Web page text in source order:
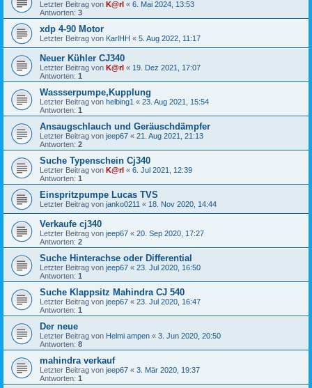
Letzter Beitrag von K@rl « 6. Mai 2024, 13:53
Antworten: 3
xdp 4-90 Motor
Letzter Beitrag von KarlHH « 5. Aug 2022, 11:17
Neuer Kühler CJ340
Letzter Beitrag von K@rl « 19. Dez 2021, 17:07
Antworten: 1
Wassserpumpe,Kupplung
Letzter Beitrag von helbing1 « 23. Aug 2021, 15:54
Antworten: 1
Ansaugschlauch und Geräuschdämpfer
Letzter Beitrag von jeep67 « 21. Aug 2021, 21:13
Antworten: 2
Suche Typenschein Cj340
Letzter Beitrag von K@rl « 6. Jul 2021, 12:39
Antworten: 1
Einspritzpumpe Lucas TVS
Letzter Beitrag von janko0211 « 18. Nov 2020, 14:44
Verkaufe cj340
Letzter Beitrag von jeep67 « 20. Sep 2020, 17:27
Antworten: 2
Suche Hinterachse oder Differential
Letzter Beitrag von jeep67 « 23. Jul 2020, 16:50
Antworten: 1
Suche Klappsitz Mahindra CJ 540
Letzter Beitrag von jeep67 « 23. Jul 2020, 16:47
Antworten: 1
Der neue
Letzter Beitrag von Helmi ampen « 3. Jun 2020, 20:50
Antworten: 8
mahindra verkauf
Letzter Beitrag von jeep67 « 3. Mär 2020, 19:37
Antworten: 1